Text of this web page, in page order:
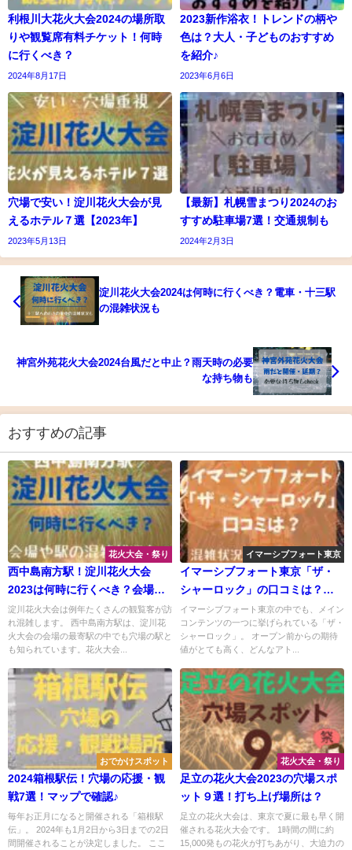
利根川大花火大会2024の場所取
りや観覧席有料チケット！何時
に行くべき？
2024年8月17日
2023新作浴衣！トレンドの柄や
色は？大人・子どものおすすめ
を紹介♪
2023年6月6日
穴場で安い！淀川花火大会が見
えるホテル７選【2023年】
2023年5月13日
【最新】札幌雪まつり2024のお
すすめ駐車場7選！交通規制も
2024年2月3日
淀川花火大会2024は何時に行くべき？電車・十三駅
の混雑状況も
神宮外苑花火大会2024台風だと中止？雨天時の必要
な持ち物も
おすすめの記事
花火大会・祭り
西中島南方駅！淀川花火大会
2023は何時に行くべき？会場や
駅の混雑状況は？
淀川花火大会は例年たくさんの観覧客が訪
れ混雑します。 西中島南方駅は、淀川花
火大会の会場の最寄駅の中でも穴場の駅と
も知られています。花火大会...
イマーシブフォート東京
イマーシブフォート東京「ザ・
シャーロック」の口コミは？混
雑状況や限定グッズも
イマーシブフォート東京の中でも、メイン
コンテンツの一つに挙げられている「ザ・
シャーロック」。 オープン前からの期待
値がとても高く、どんなアト...
おでかけスポット
2024箱根駅伝！穴場の応援・観
戦7選！マップで確認♪
毎年お正月になると開催される「箱根駅
伝」。 2024年も1月2日から3日までの2日
間開催されることが決定しました。 ここ
花火大会・祭り
足立の花火大会2023の穴場スポ
ット９選！打ち上げ場所は？
足立の花火大会は、東京で夏に最も早く開
催される花火大会です。 1時間の間に約
15,000発もの花火が打ちあがり、大迫力の